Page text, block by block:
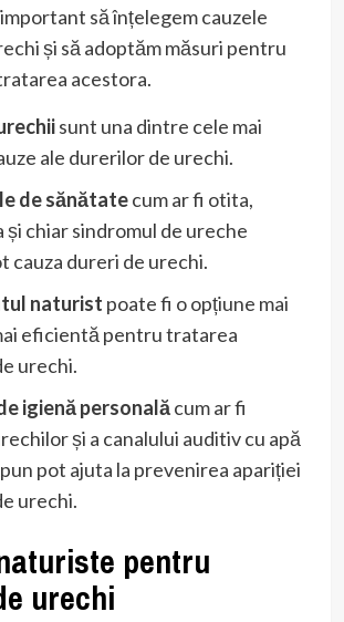
să înțelegem cauzele
și să adoptăm măsuri pentru
acestora.
sunt una dintre cele mai
ale durerilor de urechi.
de sănătatecum ar fi otita,
și chiar sindromul de ureche
cauza dureri de urechi.
naturist poate fi o opțiune mai
eficientă pentru tratarea
urechi.
igienă personalăcum ar fi
și a canalului auditiv cu apă
pot ajuta la prevenirea apariției
urechi.
pentru
urechi